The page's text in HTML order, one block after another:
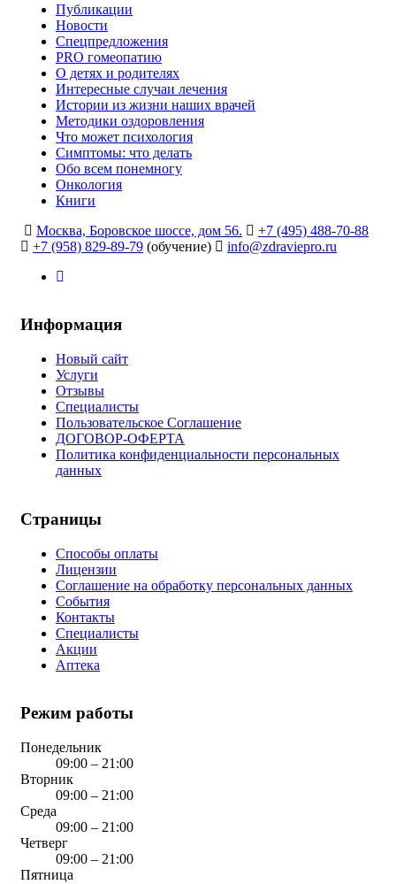
Публикации
Новости
Спецпредложения
PRO гомеопатию
О детях и родителях
Интересные случаи лечения
Истории из жизни наших врачей
Методики оздоровления
Что может психология
Симптомы: что делать
Обо всем понемногу
Онкология
Книги
Москва, Боровское шоссе, дом 56.
+7 (495) 488-70-88
+7 (958) 829-89-79 (обучение) info@zdraviepro.ru
Информация
Новый сайт
Услуги
Отзывы
Специалисты
Пользовательское Соглашение
ДОГОВОР-ОФЕРТА
Политика конфиденциальности персональных
данных
Страницы
Способы оплаты
Лицензии
Соглашение на обработку персональных данных
События
Контакты
Специалисты
Акции
Аптека
Режим работы
Понедельник
09:00 – 21:00
Вторник
09:00 – 21:00
Среда
09:00 – 21:00
Четверг
09:00 – 21:00
Пятница